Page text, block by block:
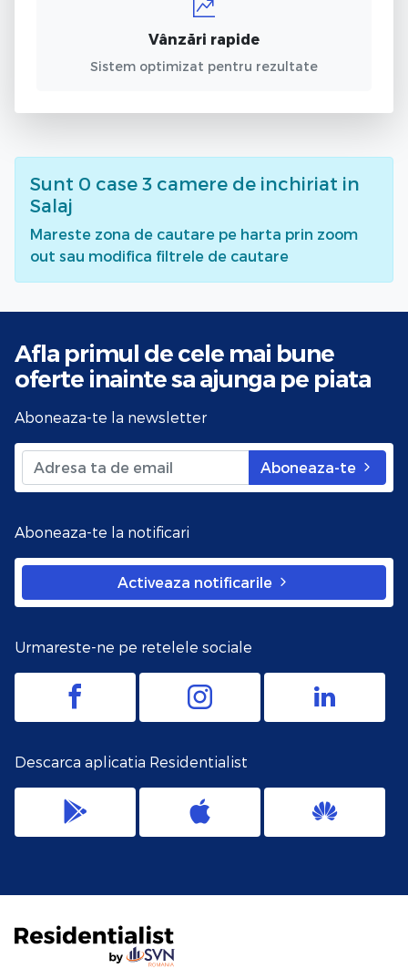
Vânzări rapide
Sistem optimizat pentru rezultate
Sunt 0 case 3 camere de inchiriat in
Salaj
Mareste zona de cautare pe harta prin zoom
out sau modifica filtrele de cautare
Afla primul de cele mai bune
oferte inainte sa ajunga pe piata
Aboneaza-te la newsletter
Aboneaza-te
Aboneaza-te la notificari
Activeaza notificarile
Urmareste-ne pe retelele sociale
Descarca aplicatia Residentialist